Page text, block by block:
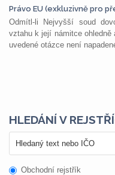
Právo EU (exkluzivně pro
Odmítl-li Nejvyšší soud
vztahu k její námitce ohledně
uvedené otázce není
HLEDÁNÍ V
Obchodní rejstřík